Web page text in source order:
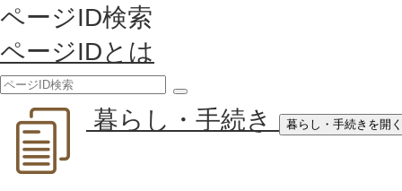
ページID検索
ページIDとは
索
暮らし・手続き 暮らし・手続きを開く